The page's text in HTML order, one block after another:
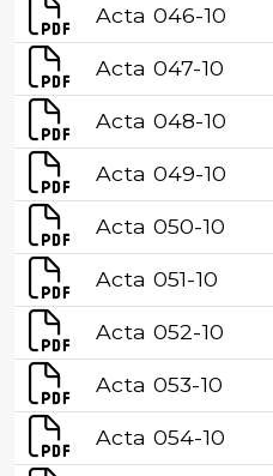
Acta 046-10
Acta 047-10
Acta 048-10
Acta 049-10
Acta 050-10
Acta 051-10
Acta 052-10
Acta 053-10
Acta 054-10